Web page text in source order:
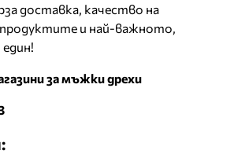
доставка, качество на
и най-важното,
един!
за мъжки дрехи